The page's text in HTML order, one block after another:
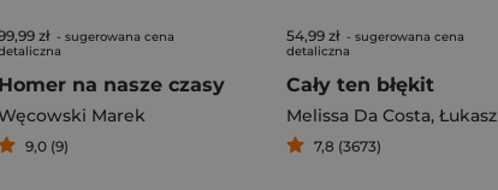
zł - sugerowana cena
Homer na nasze czasy
Marek
9,0 (9)
54,99 zł - sugerowana cena
detaliczna
Cały ten błękit
Melissa Da Costa, Łukasz Müller
7,8 (3673)